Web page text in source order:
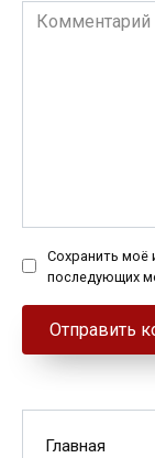
Комментарий
Сохранить моё
последующих
Главная